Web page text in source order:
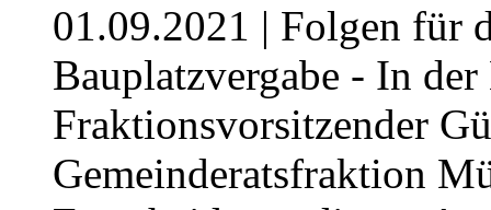
01.09.2021 | Folgen für
Bauplatzvergabe - In
Fraktionsvorsitzender
Gemeinderatsfraktion